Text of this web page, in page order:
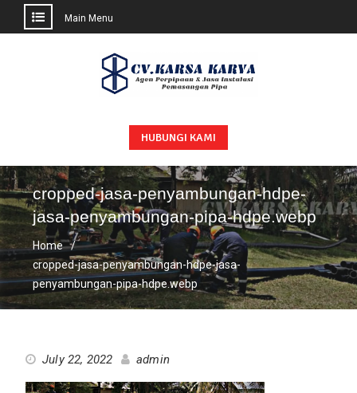
Main Menu
HUBUNGI KAMI
cropped-jasa-penyambungan-hdpe-
jasa-penyambungan-pipa-hdpe.webp
Home
cropped-jasa-penyambungan-hdpe-jasa-
penyambungan-pipa-hdpe.webp
July 22, 2022 admin